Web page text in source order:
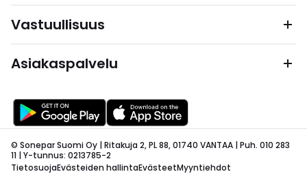
Vastuullisuus
Asiakaspalvelu
© Sonepar Suomi Oy | Ritakuja 2, PL 88, 01740 VANTAA | Puh. 010 283
11 | Y-tunnus: 0213785-2
TietosuojaEvästeiden hallintaEvästeetMyyntiehdot